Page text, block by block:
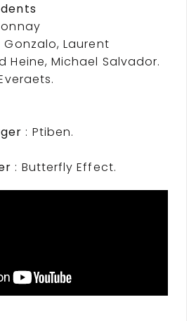
Gonzalo, Laurent
Heine, Michael Salvador.
: Ptiben.
: Butterfly Effect.